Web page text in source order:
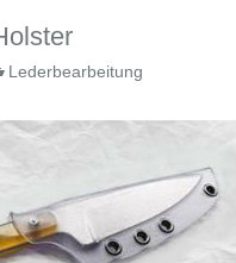
Lederbearbeitung